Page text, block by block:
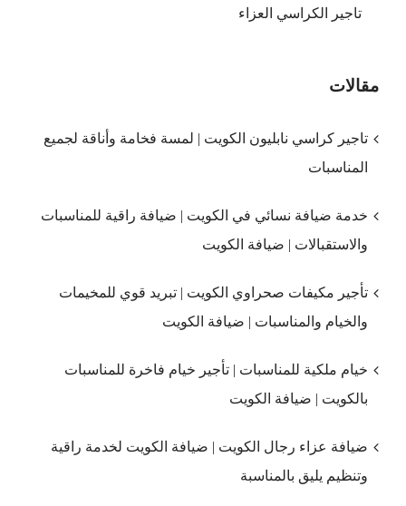
تاجير الكراسي العزاء
مقالات
تاجير كراسي نابليون الكويت | لمسة فخامة وأناقة لجميع
المناسبات
خدمة ضيافة نسائي في الكويت | ضيافة راقية للمناسبات
والاستقبالات | ضيافة الكويت
تأجير مكيفات صحراوي الكويت | تبريد قوي للمخيمات
والخيام والمناسبات | ضيافة الكويت
خيام ملكية للمناسبات | تأجير خيام فاخرة للمناسبات
بالكويت | ضيافة الكويت
ضيافة عزاء رجال الكويت | ضيافة الكويت لخدمة راقية
وتنظيم يليق بالمناسبة